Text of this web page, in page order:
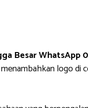
Besar WhatsApp
logo di